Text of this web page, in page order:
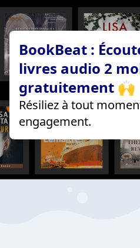
BookBeat :
livres audio 2
gratuitement 🙌
Résiliez à tout
engagement.